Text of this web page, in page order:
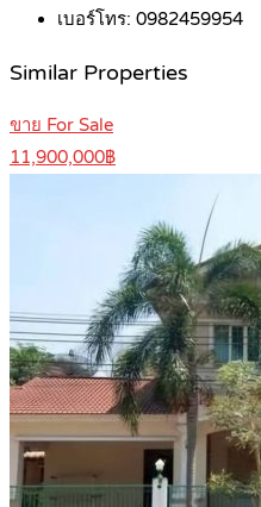
เบอร์โทร: 0982459954
Similar Properties
ขาย For Sale
11,900,000฿